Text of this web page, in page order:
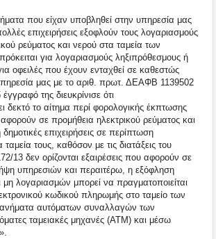
που είχαν υποβληθεί στην υπηρεσία μας
επιχειρήσεις εξοφλούν τους λογαριασμούς
ρεύματος και νερού στα ταμεία των
για λογαριασμούς ληξιπρόθεσμους ή
για οφειλές που έχουν ενταχθεί σε καθεστώς
μας με το αριθ. πρωτ. ΔΕΑΦΒ 1139502
της διευκρίνισε ότι
δεκτό το αίτημα περί φορολογικής έκπτωσης
σε προμήθεια ηλεκτρικού ρεύματος και
επιχειρήσεις σε περίπτωση
τους, καθόσον με τις διατάξεις του
13 δεν ορίζονται εξαιρέσεις που αφορούν σε
υπηρεσιών και περαιτέρω, η εξόφληση
λογαριασμών μπορεί να πραγματοποιείται
κωδικού πληρωμής στο ταμείο των
αυτόματων συναλλαγών των
ταμειακές μηχανές (ATM) και μέσω